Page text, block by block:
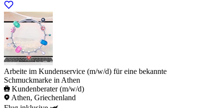
Arbeite im Kundenservice (m/w/d) für eine bekannte
Schmuckmarke in Athen
Kundenberater (m/w/d)
Athen, Griechenland